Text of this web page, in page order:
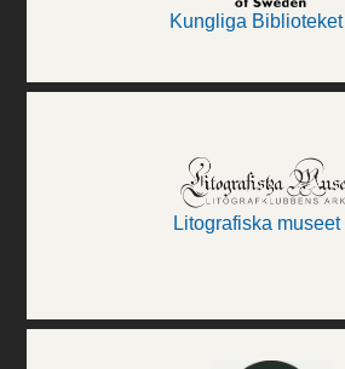
Kungliga Biblioteket
Litografiska museet